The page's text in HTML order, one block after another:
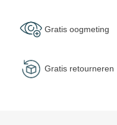
Gratis oogmeting
Gratis retourneren